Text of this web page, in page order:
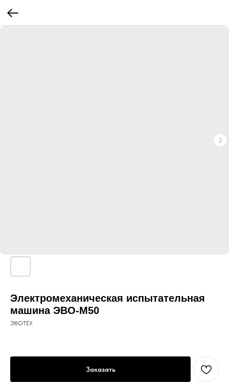
Электромеханическая испытательная
машина ЭВО-М50
ЭВОТЕХ
Заказать